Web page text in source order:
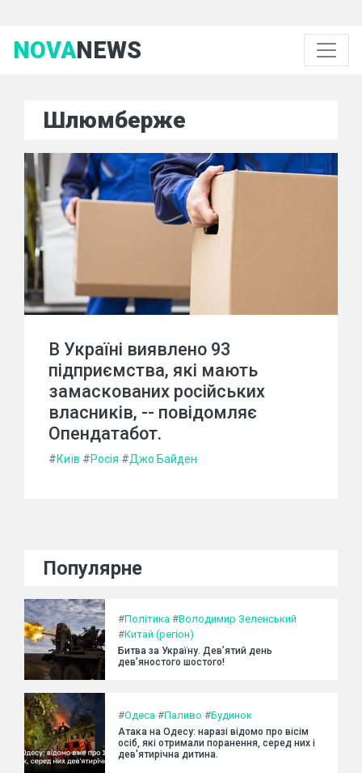
NOVANEWS
Шлюмберже
В Україні виявлено 93
підприємства, які мають
замаскованих російських
власників, -- повідомляє
Опендатабот.
#Київ #Росія #Джо Байден
Популярне
#Політика #Володимир Зеленський
#Китай (регіон)
Битва за Україну. Дев’ятий день
дев’яностого шостого!
#Одеса #Паливо #Будинок
Атака на Одесу: наразі відомо про вісім
осіб, які отримали поранення, серед них і
дев'ятирічна дитина.